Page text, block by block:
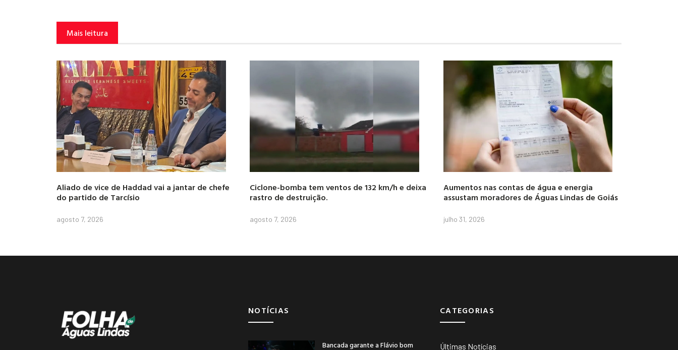
Mais leitura
Aliado de vice de Haddad vai a jantar de chefe
do partido de Tarcísio
agosto 7, 2026
Ciclone-bomba tem ventos de 132 km/h e deixa
rastro de destruição.
agosto 7, 2026
Aumentos nas contas de água e energia
assustam moradores de Águas Lindas de Goiás
julho 31, 2026
NOTÍCIAS
Bancada garante a Flávio bom
CATEGORIAS
Últimas Notícias